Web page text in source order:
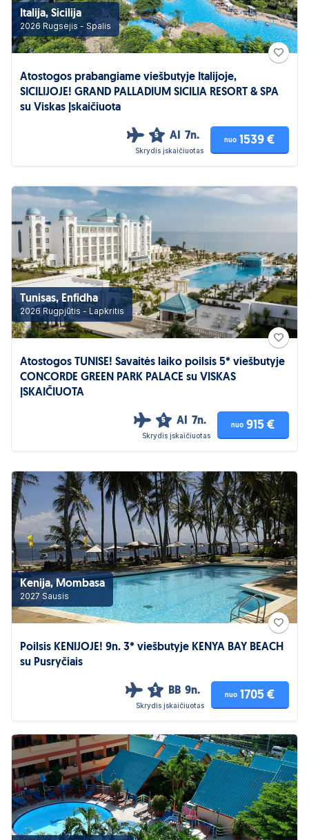
Italija, Sicilija
2026 Rugsėjis - Spalis
Atostogos prabangiame viešbutyje Italijoje,
SICILIJOJE! GRAND PALLADIUM SICILIA RESORT & SPA
su Viskas Įskaičiuota
5 AI 7n.
Skrydis įskaičiuotas
nuo 1539 €
Tunisas, Enfidha
2026 Rugpjūtis - Lapkritis
Atostogos TUNISE! Savaitės laiko poilsis 5* viešbutyje
CONCORDE GREEN PARK PALACE su VISKAS
ĮSKAIČIUOTA
5 AI 7n.
Skrydis įskaičiuotas
nuo 915 €
Kenija, Mombasa
2027 Sausis
Poilsis KENIJOJE! 9n. 3* viešbutyje KENYA BAY BEACH
su Pusryčiais
3 BB 9n.
Skrydis įskaičiuotas
nuo 1705 €